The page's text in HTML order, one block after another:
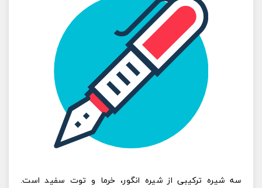
سه شیرهترکیبی ازشیره انگور، خرما و توت سفید است.
ارسال